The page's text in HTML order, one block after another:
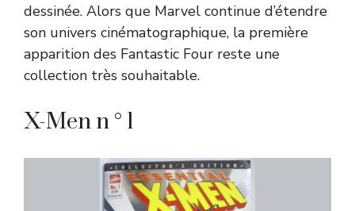
dessinée. Alors que Marvel continue d’étendre
son univers cinématographique, la première
apparition des Fantastic Four reste une
collection très souhaitable.
X-Men n ° 1